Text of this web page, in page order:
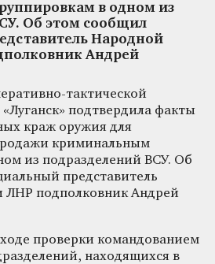
в одном из
Об этом сообщил
Народной
Андрей
тактической
подтвердила факты
краж оружия для
криминальным
из подразделений ВСУ. Об
представитель
подполковник Андрей
проверки командованием
находящихся в